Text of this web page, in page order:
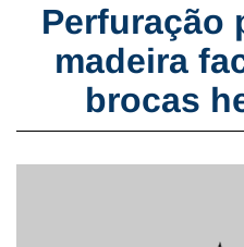
Perfuração
madeira
brocas